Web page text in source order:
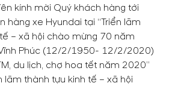
kính mời Quý khách hàng tới
hàng xe Hyundai tại “Triển lãm
– xã hội chào mừng 70 năm
Phúc (12/2/1950- 12/2/2020)
du lịch, chợ hoa tết năm 2020”
lãm thành tựu kinh tế – xã hội